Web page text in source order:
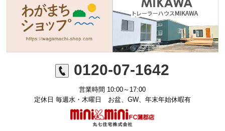
0120-07-1642
営業時間 10:00～17:00
定休日 毎週水・木曜日 お盆、GW、年末年始休暇有